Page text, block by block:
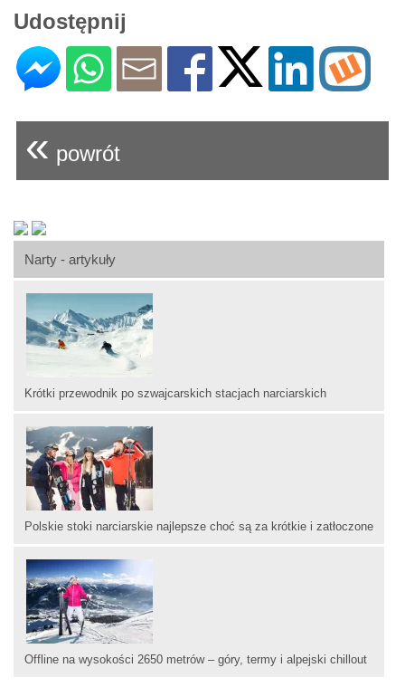
Narty - artykuły
Krótki przewodnik po szwajcarskich stacjach narciarskich
Polskie stoki narciarskie najlepsze choć są za krótkie i zatłoczone
Offline na wysokości 2650 metrów – góry, termy i alpejski chillout
Udostępnij
« powrót